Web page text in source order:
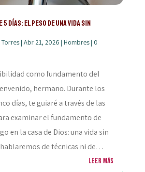
Días: El Peso de una Vida Sin
Torres| Abr 21, 2026 | Hombres| 0
como fundamento del
hermano. Durante los
días, te guiaré a través de las
examinar el fundamento de
en la casa de Dios: una vida sin
de técnicas ni de…
Leer más